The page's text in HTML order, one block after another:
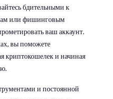
бдительными к
или фишинговым
ваш аккаунт.
вы поможете
криптокошелек и начиная
и постоянной